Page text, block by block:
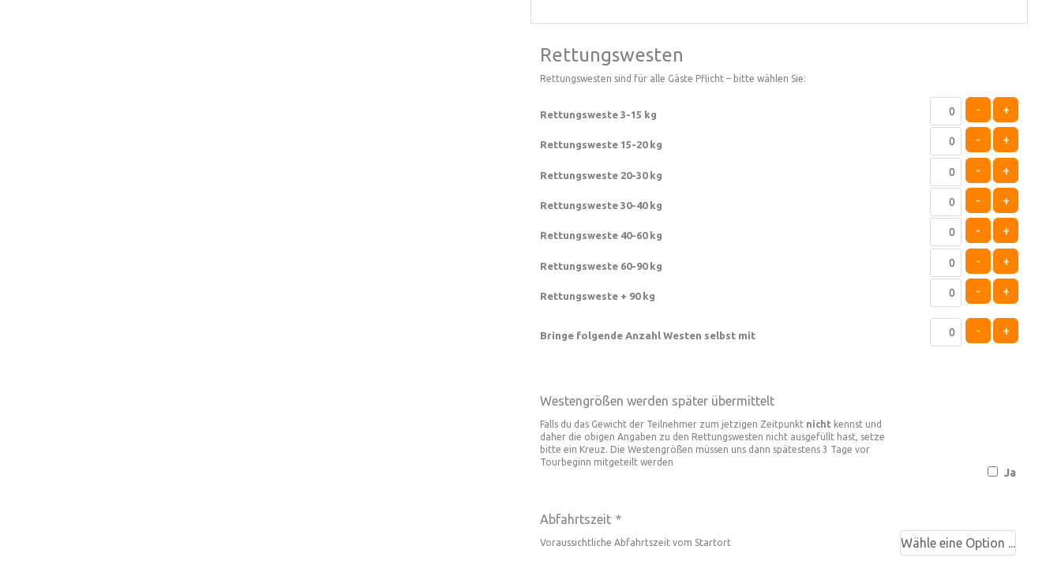
Rettungswesten
Rettungswesten sind für alle Gäste Pflicht – bitte wählen Sie:
Rettungsweste 3-15 kg - +
Rettungsweste 15-20 kg - +
Rettungsweste 20-30 kg - +
Rettungsweste 30-40 kg - +
Rettungsweste 40-60 kg - +
Rettungsweste 60-90 kg - +
Rettungsweste + 90 kg - +
Bringe folgende Anzahl Westen selbst mit - +
Westengrößen werden später übermittelt
Falls du das Gewicht der Teilnehmer zum jetzigen Zeitpunkt nicht kennst und
daher die obigen Angaben zu den Rettungswesten nicht ausgefüllt hast, setze
bitte ein Kreuz. Die Westengrößen müssen uns dann spätestens 3 Tage vor
Tourbeginn mitgeteilt werden
Ja
Abfahrtszeit *
Voraussichtliche Abfahrtszeit vom Startort